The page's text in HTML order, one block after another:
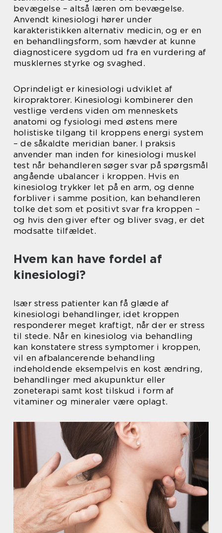
bevægelse – altså læren om bevægelse.
Anvendt kinesiologi hører under
karakteristikken alternativ medicin, og er en
en behandlingsform, som hævder at kunne
diagnosticere sygdom ud fra en vurdering af
musklernes styrke og svaghed.
Oprindeligt er kinesiologi udviklet af
kiropraktorer. Kinesiologi kombinerer den
vestlige verdens viden om menneskets
anatomi og fysiologi med østens mere
holistiske tilgang til kroppens energi system
– de såkaldte meridian baner. I praksis
anvender man inden for kinesiologi muskel
test når behandleren søger svar på spørgsmål
angående ubalancer i kroppen. Hvis en
kinesiolog trykker let på en arm, og denne
forbliver i samme position, kan behandleren
tolke det som et positivt svar fra kroppen –
og hvis den giver efter og bliver svag, er det
modsatte tilfældet.
Hvem kan have fordel af
kinesiologi?
Især stress patienter kan få glæde af
kinesiologi behandlinger, idet kroppen
responderer meget kraftigt, når der er stress
til stede. Når en kinesiolog via behandling
kan konstatere stress symptomer i kroppen,
vil en afbalancerende behandling
indeholdende eksempelvis en kost ændring,
behandlinger med akupunktur eller
zoneterapi samt kost tilskud i form af
vitaminer og mineraler være oplagt.